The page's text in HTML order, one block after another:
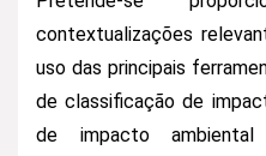
contextualizações
uso das principais
de classificação de
de impacto